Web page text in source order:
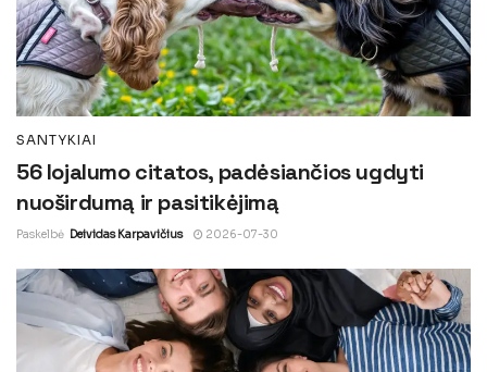
SANTYKIAI
56 lojalumo citatos, padėsiančios ugdyti
nuoširdumą ir pasitikėjimą
Paskelbė Deividas Karpavičius 2026-07-30